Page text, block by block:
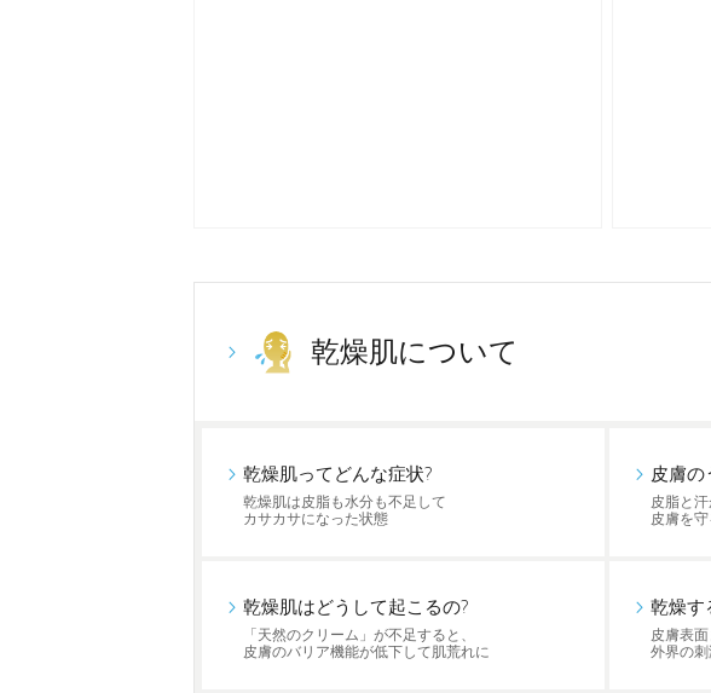
乾燥肌について
乾燥肌ってどんな症状?
乾燥肌は皮脂も水分も不足して
カサカサになった状態
皮膚の
皮脂と
皮膚を
乾燥肌はどうして起こるの?
「天然のクリーム」が不足すると、
皮膚のバリア機能が低下して肌荒れに
乾燥す
皮膚表
外界の